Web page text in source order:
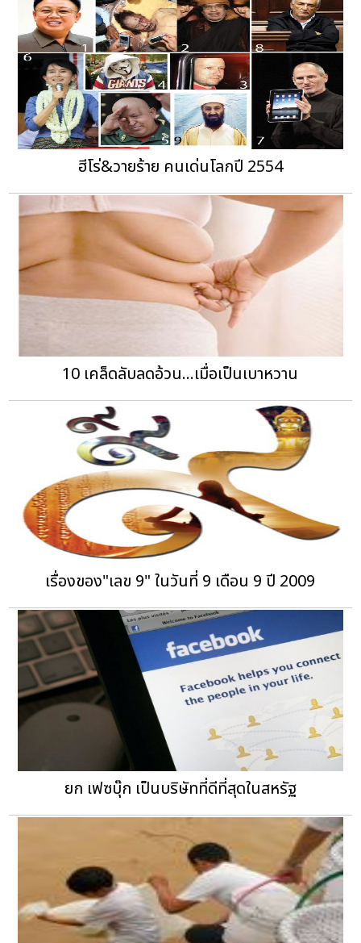
ฮีโร่&วายร้าย คนเด่นโลกปี 2554
10 เคล็ดลับลดอ้วน...เมื่อเป็นเบาหวาน
เรื่องของ"เลข 9" ในวันที่ 9 เดือน 9 ปี 2009
ยก เฟซบุ๊ก เป็นบริษัทที่ดีที่สุดในสหรัฐ